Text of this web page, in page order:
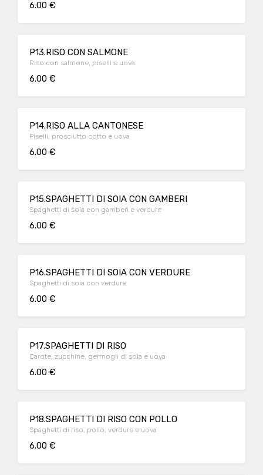
6.00 €
P13.RISO CON SALMONE
Riso con salmone, piselli e uova
6.00 €
P14.RISO ALLA CANTONESE
Piselli, prosciutto cotto e uova
6.00 €
P15.SPAGHETTI DI SOIA CON GAMBERI
Spaghetti di soia con gamberi e verdure
6.00 €
P16.SPAGHETTI DI SOIA CON VERDURE
Spaghetti di soia con verdure
6.00 €
P17.SPAGHETTI DI RISO
Carote, zucchine, germogli di soia e uova
6.00 €
P18.SPAGHETTI DI RISO CON POLLO
Spaghetti di riso, pollo, verdure e uova
6.00 €